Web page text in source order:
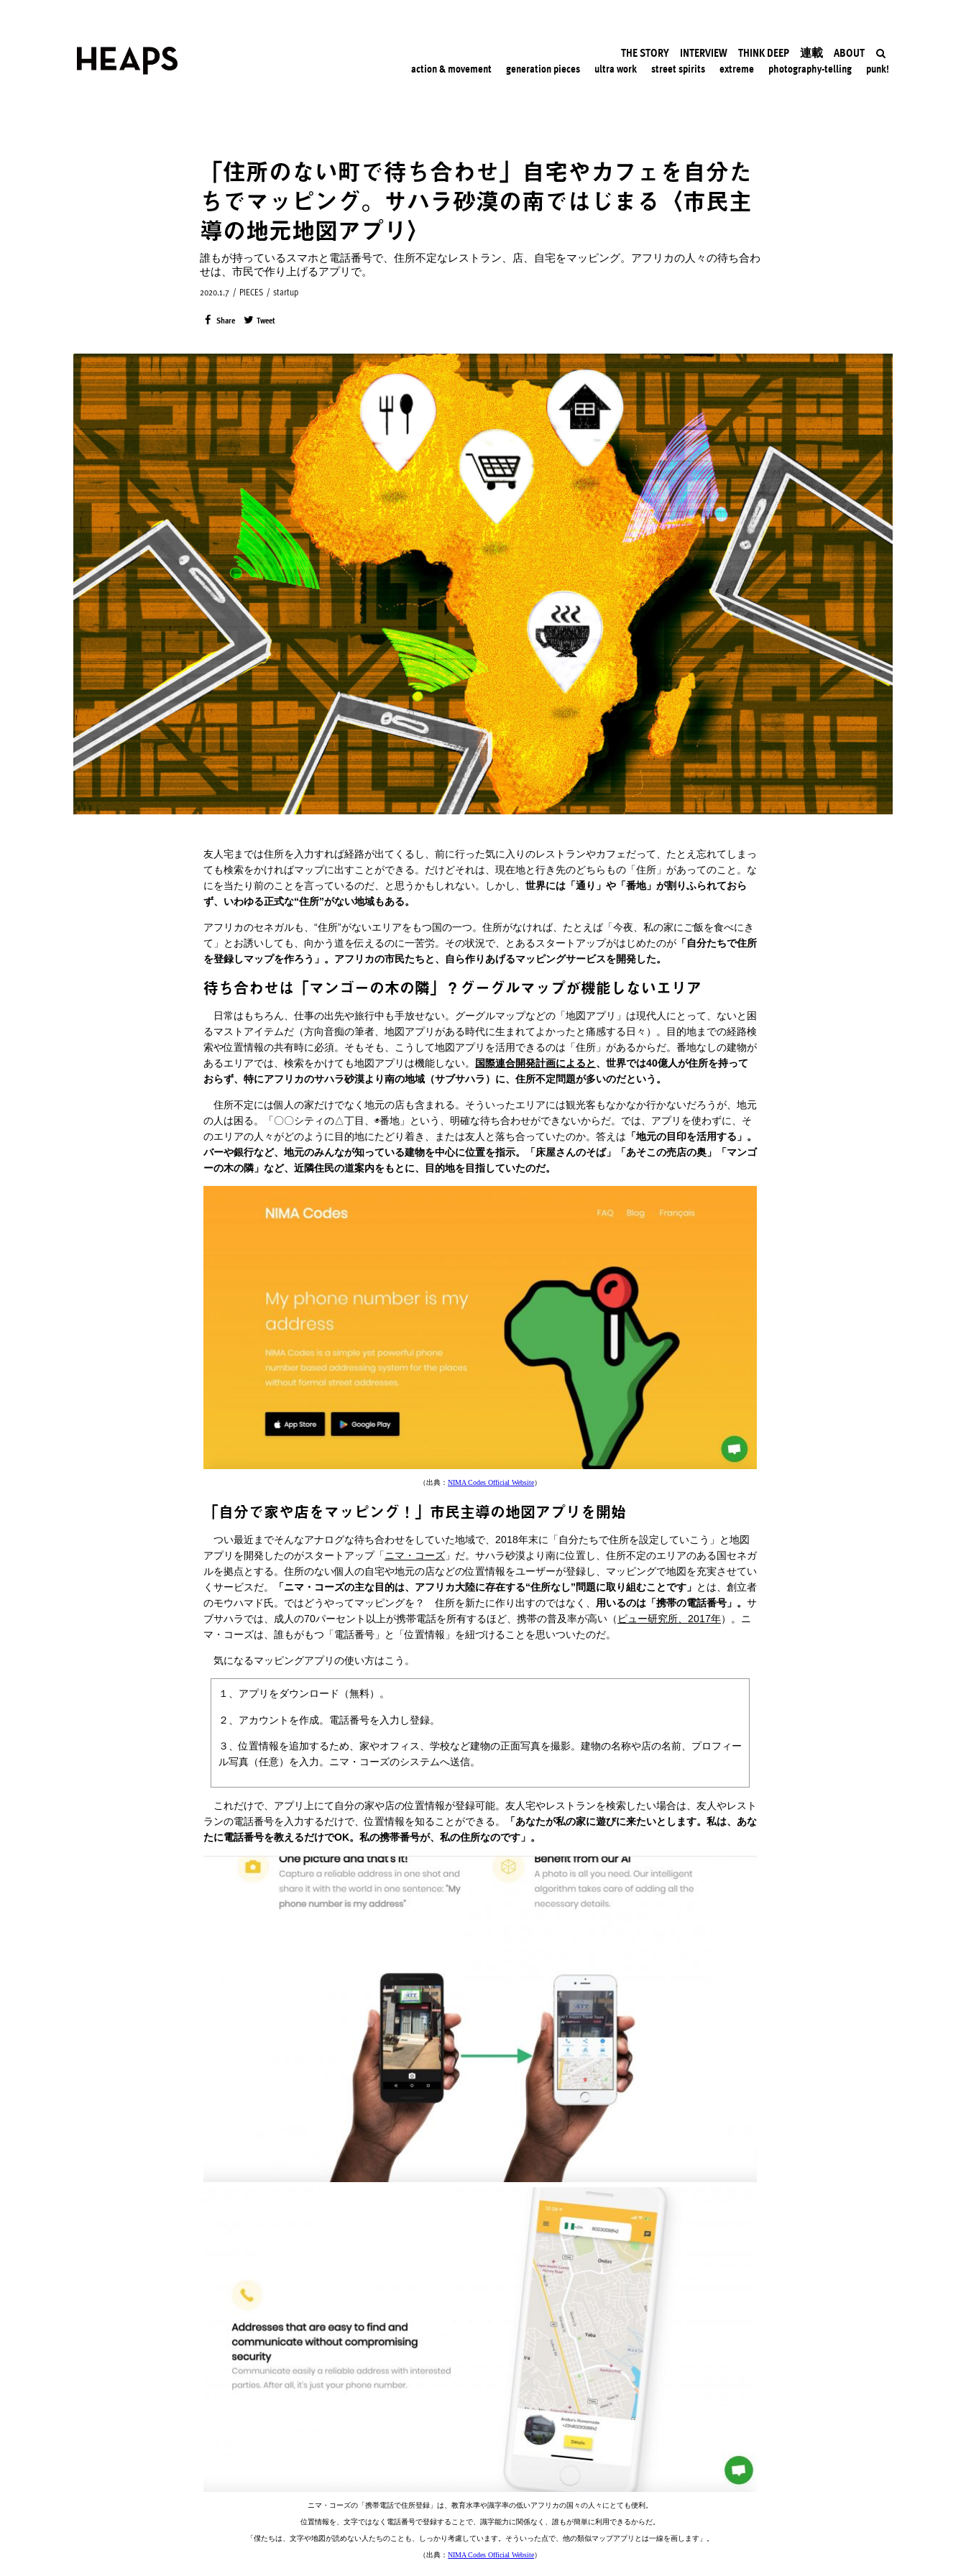
THE STORY INTERVIEW THINK DEEP 連載 ABOUT
action & movement generation pieces ultra work street spirits extreme photography-telling punk!
「住所のない町で待ち合わせ」自宅やカフェを自分た
ちでマッピング。サハラ砂漠の南ではじまる〈市民主
導の地元地図アプリ〉
誰もが持っているスマホと電話番号で、住所不定なレストラン、店、自宅をマッピング。アフリカの人々の待ち合わ
せは、市民で作り上げるアプリで。
2020.1.7 / PIECES / startup
Share Tweet
友人宅までは住所を入力すれば経路が出てくるし、前に行った気に入りのレストランやカフェだって、たとえ忘れてしまっ
ても検索をかければマップに出すことができる。だけどそれは、現在地と行き先のどちらもの「住所」があってのこと。な
にを当たり前のことを言っているのだ、と思うかもしれない。しかし、 世界には「通り」や「番地」が割りふられておら
ず、いわゆる正式な“住所”がない地域もある。
アフリカのセネガルも、“住所”がないエリアをもつ国の一つ。住所がなければ、たとえば「今夜、私の家にご飯を食べにき
て」とお誘いしても、向かう道を伝えるのに一苦労。その状況で、とあるスタートアップがはじめたのが 「自分たちで住所
を登録しマップを作ろう」。アフリカの市民たちと、自ら作りあげるマッピングサービスを開発した。
待ち合わせは「マンゴーの木の隣」？グーグルマップが機能しないエリア
日常はもちろん、仕事の出先や旅行中も手放せない。グーグルマップなどの「地図アプリ」は現代人にとって、ないと困
るマストアイテムだ（方向音痴の筆者、地図アプリがある時代に生まれてよかったと痛感する日々）。目的地までの経路検
索や位置情報の共有時に必須。そもそも、こうして地図アプリを活用できるのは「住所」があるからだ。番地なしの建物が
あるエリアでは、検索をかけても地図アプリは機能しない。
国際連合開発計画によると、世界では40億人が住所を持って
おらず、特にアフリカのサハラ砂漠より南の地域（サブサハラ）に、住所不定問題が多いのだという。
住所不定には個人の家だけでなく地元の店も含まれる。そういったエリアには観光客もなかなか行かないだろうが、地元
の人は困る。「〇〇シティの△丁目、◉番地」という、明確な待ち合わせができないからだ。では、アプリを使わずに、そ
のエリアの人々がどのように目的地にたどり着き、または友人と落ち合っていたのか。答えは 「地元の目印を活用する」。
バーや銀行など、地元のみんなが知っている建物を中心に位置を指示。「床屋さんのそば」「あそこの売店の奥」「マンゴ
ーの木の隣」など、近隣住民の道案内をもとに、目的地を目指していたのだ。
（出典：NIMA Codes Official Website）
「自分で家や店をマッピング！」市民主導の地図アプリを開始
つい最近までそんなアナログな待ち合わせをしていた地域で、2018年末に「自分たちで住所を設定していこう」と地図
アプリを開発したのがスタートアップ「ニマ・コーズ 」だ。サハラ砂漠より南に位置し、住所不定のエリアのある国セネガ
ルを拠点とする。住所のない個人の自宅や地元の店などの位置情報をユーザーが登録し、マッピングで地図を充実させてい
くサービスだ。
「ニマ・コーズの主な目的は、アフリカ大陸に存在する“住所なし”問題に取り組むことです」 とは、創立者
のモウハマド氏。ではどうやってマッピングを？ 住所を新たに作り出すのではなく、 用いるのは「携帯の電話番号」。 サ
ブサハラでは、成人の70パーセント以上が携帯電話を所有するほど、携帯の普及率が高い（ ピュー研究所、2017年）。ニ
マ・コーズは、誰もがもつ「電話番号」と「位置情報」を紐づけることを思いついたのだ。
気になるマッピングアプリの使い方はこう。
１、アプリをダウンロード（無料）。
２、アカウントを作成。電話番号を入力し登録。
３、位置情報を追加するため、家やオフィス、学校など建物の正面写真を撮影。建物の名称や店の名前、プロフィー
ル写真（任意）を入力。ニマ・コーズのシステムへ送信。
これだけで、アプリ上にて自分の家や店の位置情報が登録可能。友人宅やレストランを検索したい場合は、友人やレスト
ランの電話番号を入力するだけで、位置情報を知ることができる。
「あなたが私の家に遊びに来たいとします。私は、あな
たに電話番号を教えるだけでOK。私の携帯番号が、私の住所なのです」。
ニマ・コーズの「携帯電話で住所登録」は、教育水準や識字率の低いアフリカの国々の人々にとても便利。
位置情報を、文字ではなく電話番号で登録することで、識字能力に関係なく、誰もが簡単に利用できるからだ。
「僕たちは、文字や地図が読めない人たちのことも、しっかり考慮しています。そういった点で、他の類似マップアプリとは一線を画します」。
（出典：NIMA Codes Official Website）